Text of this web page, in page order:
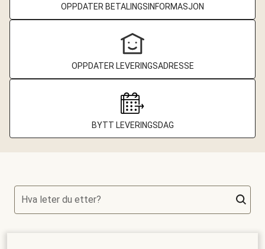
OPPDATER BETALINGSINFORMASJON
OPPDATER LEVERINGSADRESSE
BYTT LEVERINGSDAG
Hva leter du etter?